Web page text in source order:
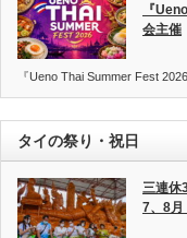
『
会主催
『Ueno Thai Summer Fest
タイの祭り・祝日
三連休
7、8月